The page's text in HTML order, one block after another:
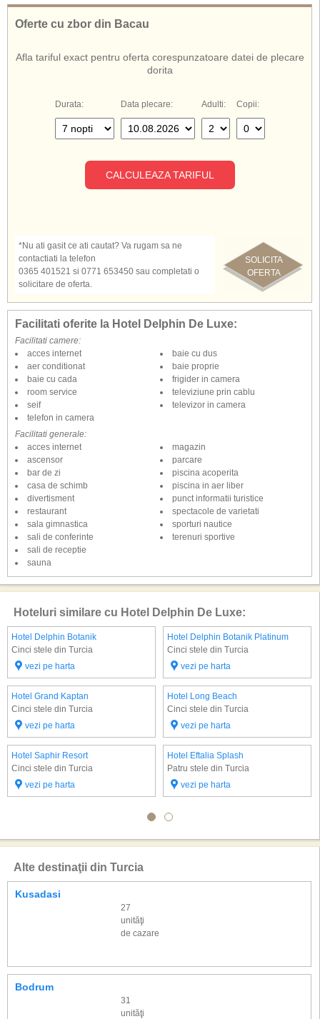
Oferte cu zbor din Bacau
Afla tariful exact pentru oferta corespunzatoare datei de plecare
dorita
Durata: Data plecare: Adulti: Copii:
CALCULEAZA TARIFUL
SOLICITA
OFERTA
*Nu ati gasit ce ati cautat? Va rugam sa ne
contactiati la telefon
0365 401521 si 0771 653450 sau completati o
solicitare de oferta.
Facilitati oferite la Hotel Delphin De Luxe:
Facilitati camere:
acces internet
aer conditionat
baie cu cada
baie cu dus
baie proprie
frigider in camera
room service
seif
telefon in camera
televiziune prin cablu
televizor in camera
Facilitati generale:
acces internet
ascensor
bar de zi
casa de schimb
divertisment
magazin
parcare
piscina acoperita
piscina in aer liber
punct informatii turistice
restaurant
sala gimnastica
sali de conferinte
sali de receptie
sauna
spectacole de varietati
sporturi nautice
terenuri sportive
Hoteluri similare cu Hotel Delphin De Luxe:
Hotel Delphin Botanik
Cinci stele din Turcia
vezi pe harta
Hotel Delphin Botanik Platinum
Cinci stele din Turcia
vezi pe harta
Hotel Grand Kaptan
Cinci stele din Turcia
vezi pe harta
Hotel Long Beach
Cinci stele din Turcia
vezi pe harta
Hotel Saphir Resort
Cinci stele din Turcia
vezi pe harta
Hotel Eftalia Splash
Patru stele din Turcia
vezi pe harta
Alte destinaţii din Turcia
Kusadasi
27
unităţi
de cazare
Bodrum
31
unităţi